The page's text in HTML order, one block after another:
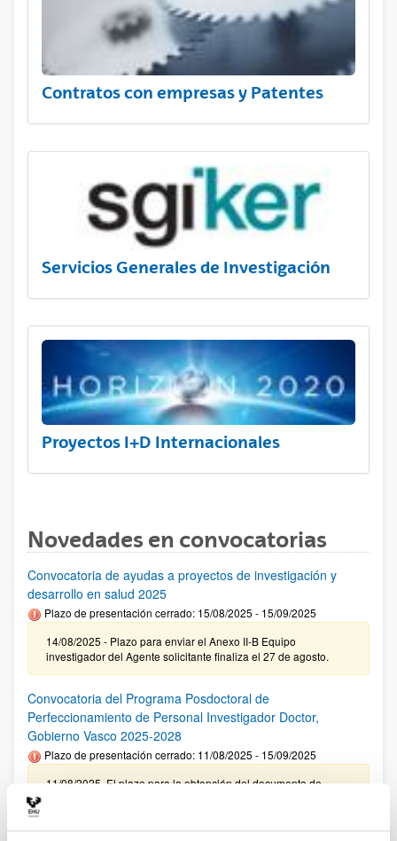
Contratos con empresas y Patentes
Servicios Generales de Investigación
Proyectos I+D Internacionales
Novedades en convocatorias
Convocatoria de ayudas a proyectos de investigación y
desarrollo en salud 2025
Plazo de presentación cerrado: 15/08/2025 - 15/09/2025
14/08/2025 - Plazo para enviar el Anexo II-B Equipo
investigador del Agente solicitante finaliza el 27 de agosto.
Convocatoria del Programa Posdoctoral de
Perfeccionamiento de Personal Investigador Doctor,
Gobierno Vasco 2025-2028
Plazo de presentación cerrado: 11/08/2025 - 15/09/2025
11/08/2025. El plazo para la obtención del documento de